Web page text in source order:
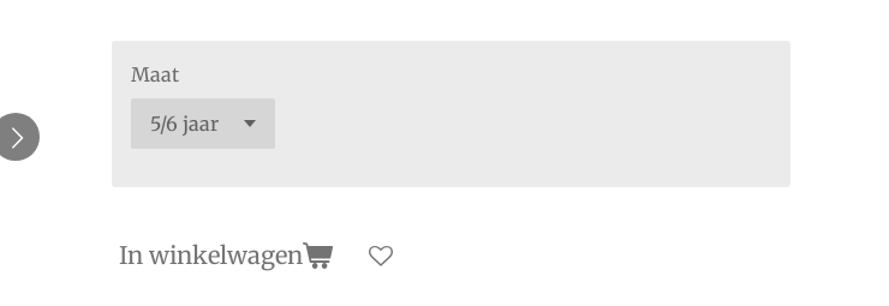
Maat
In winkelwagen